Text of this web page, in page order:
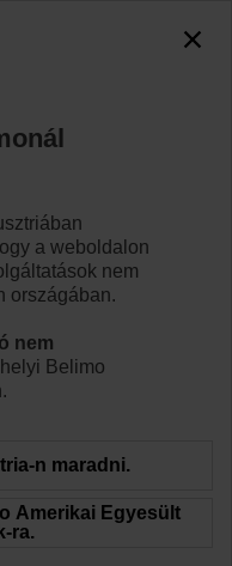
a weboldalon
nem
országában.
nem
Belimo
n maradni.
Amerikai Egyesült
ra.